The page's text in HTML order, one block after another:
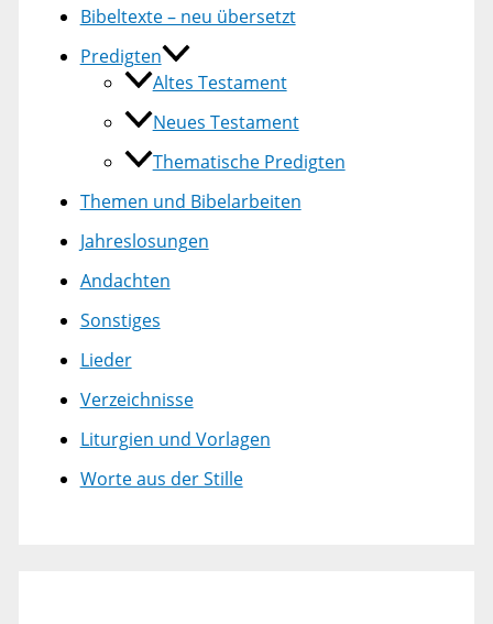
Bibeltexte – neu übersetzt
Predigten
Altes Testament
Neues Testament
Thematische Predigten
Themen und Bibelarbeiten
Jahreslosungen
Andachten
Sonstiges
Lieder
Verzeichnisse
Liturgien und Vorlagen
Worte aus der Stille